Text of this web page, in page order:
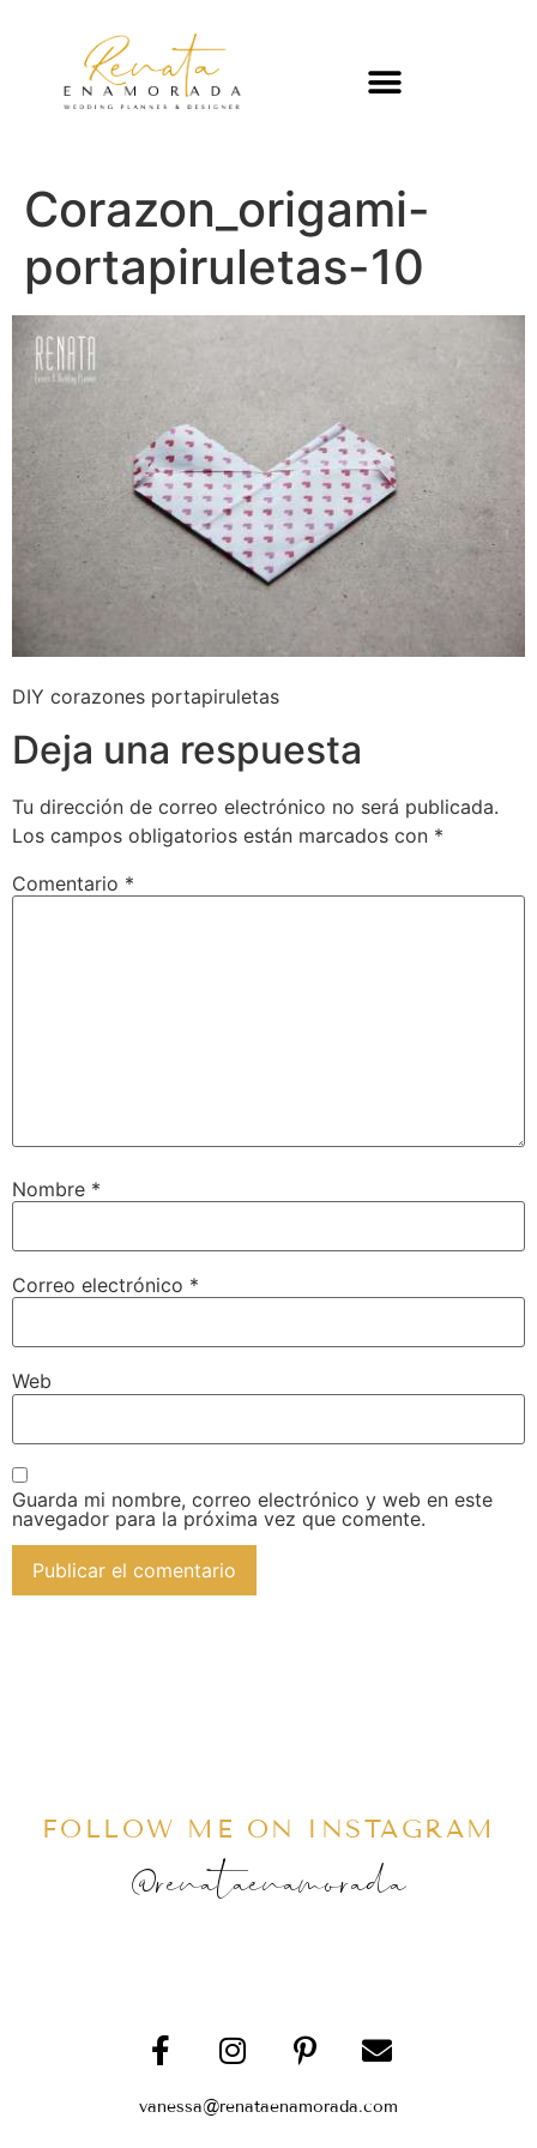
Corazon_origami-
portapiruletas-10
DIY corazones portapiruletas
Deja una respuesta
Tu dirección de correo electrónico no será publicada.
Los campos obligatorios están marcados con *
Comentario *
Nombre *
Correo electrónico *
Web
Guarda mi nombre, correo electrónico y web en este
navegador para la próxima vez que comente.
FOLLOW ME ON INSTAGRAM
@renataenamorada
vanessa@renataenamorada.com